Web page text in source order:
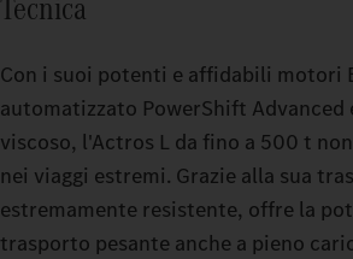
Con i suoi potenti e affidabili motori
automatizzato PowerShift
viscoso, l'Actros L da fino a 500 t
nei viaggi estremi. Grazie alla sua
estremamente resistente, offre la
trasporto pesante anche a pieno